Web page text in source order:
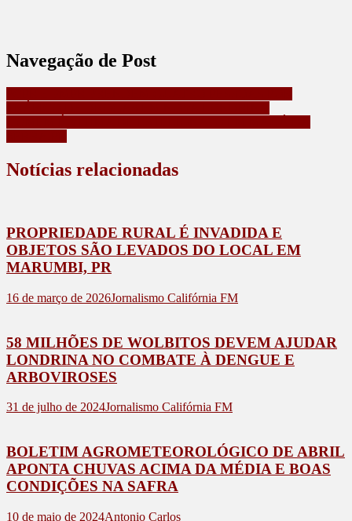
Navegação de Post
Notícias relacionadas
PROPRIEDADE RURAL É INVADIDA E
OBJETOS SÃO LEVADOS DO LOCAL EM
MARUMBI, PR
16 de março de 2026Jornalismo Califórnia FM
58 MILHÕES DE WOLBITOS DEVEM AJUDAR
LONDRINA NO COMBATE À DENGUE E
ARBOVIROSES
31 de julho de 2024Jornalismo Califórnia FM
BOLETIM AGROMETEOROLÓGICO DE ABRIL
APONTA CHUVAS ACIMA DA MÉDIA E BOAS
CONDIÇÕES NA SAFRA
10 de maio de 2024Antonio Carlos